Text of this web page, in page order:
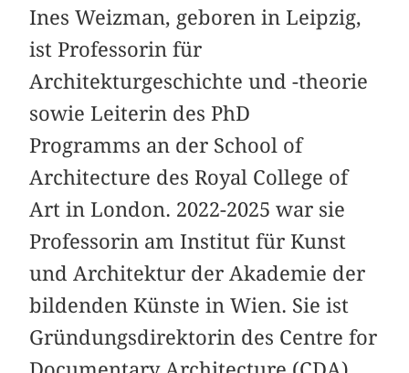
Ines Weizman, geboren in Leipzig,
ist Professorin für
Architekturgeschichte und -theorie
sowie Leiterin des PhD
Programms an der School of
Architecture des Royal College of
Art in London. 2022-2025 war sie
Professorin am Institut für Kunst
und Architektur der Akademie der
bildenden Künste in Wien. Sie ist
Gründungsdirektorin des Centre for